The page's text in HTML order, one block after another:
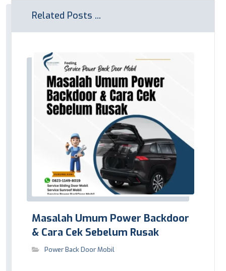
Related Posts ...
Masalah Umum Power Backdoor
& Cara Cek Sebelum Rusak
Power Back Door Mobil